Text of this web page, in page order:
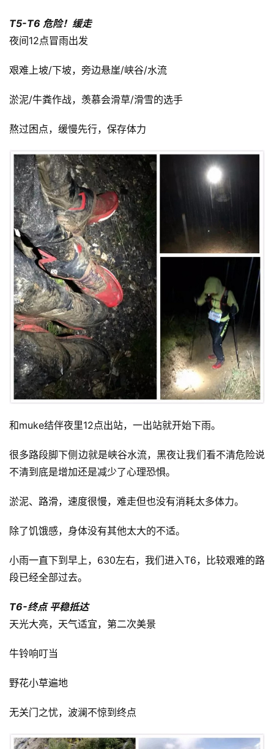
T5-T6 危险！缓走
夜间12点冒雨出发
艰难上坡/下坡，旁边悬崖/峡谷/水流
淤泥/牛粪作战，羡慕会滑草/滑雪的选手
熬过困点，缓慢先行，保存体力
和muke结伴夜里12点出站，一出站就开始下雨。
很多路段脚下侧边就是峡谷水流，黑夜让我们看不清危险说
不清到底是增加还是减少了心理恐惧。
淤泥、路滑，速度很慢，难走但也没有消耗太多体力。
除了饥饿感，身体没有其他太大的不适。
小雨一直下到早上，630左右，我们进入T6，比较艰难的路
段已经全部过去。
T6-终点 平稳抵达
天光大亮，天气适宜，第二次美景
牛铃响叮当
野花小草遍地
无关门之忧，波澜不惊到终点